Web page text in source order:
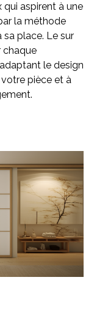
aspirent à une
la méthode
sa place. Le sur
chaque
le design
pièce et à